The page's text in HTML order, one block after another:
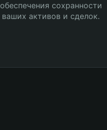
обеспечения сохранности
ваших активов и сделок.